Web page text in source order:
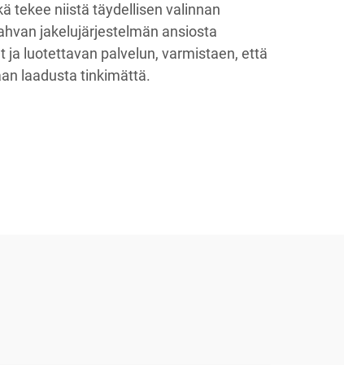
tekee niistä täydellisen valinnan
jakelujärjestelmän ansiosta
luotettavan palvelun, varmistaen, että
laadusta tinkimättä.